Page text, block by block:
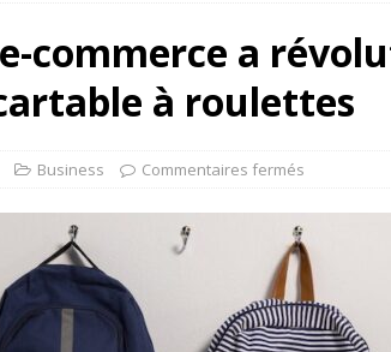
commerce a
à roulettes
Business Commentaires fermés